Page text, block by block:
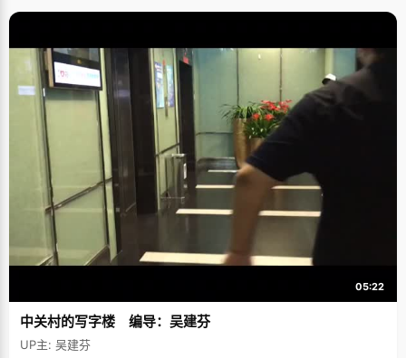
05:22
中关村的写字楼 编导：吴建芬
UP主: 吴建芬